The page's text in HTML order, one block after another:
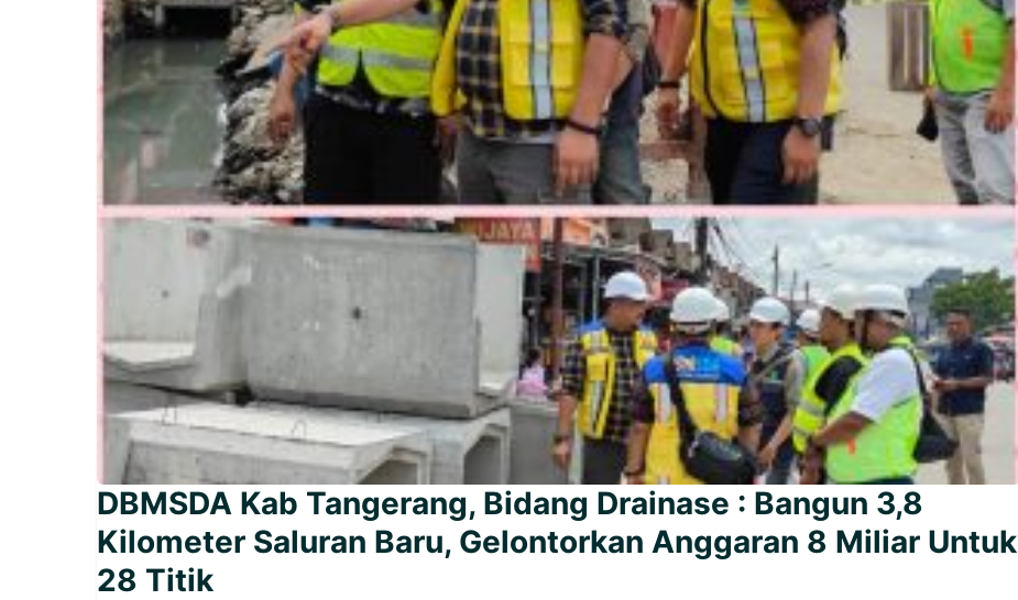
DBMSDA Kab Tangerang, Bidang Drainase : Bangun 3,8
Kilometer Saluran Baru, Gelontorkan Anggaran 8 Miliar Untuk
28 Titik